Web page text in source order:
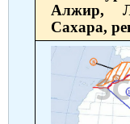
Алжир,
Сахара,